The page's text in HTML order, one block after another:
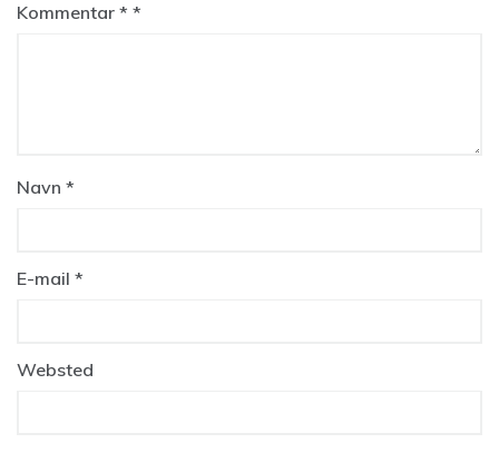
Kommentar *
Navn *
E-mail *
Websted